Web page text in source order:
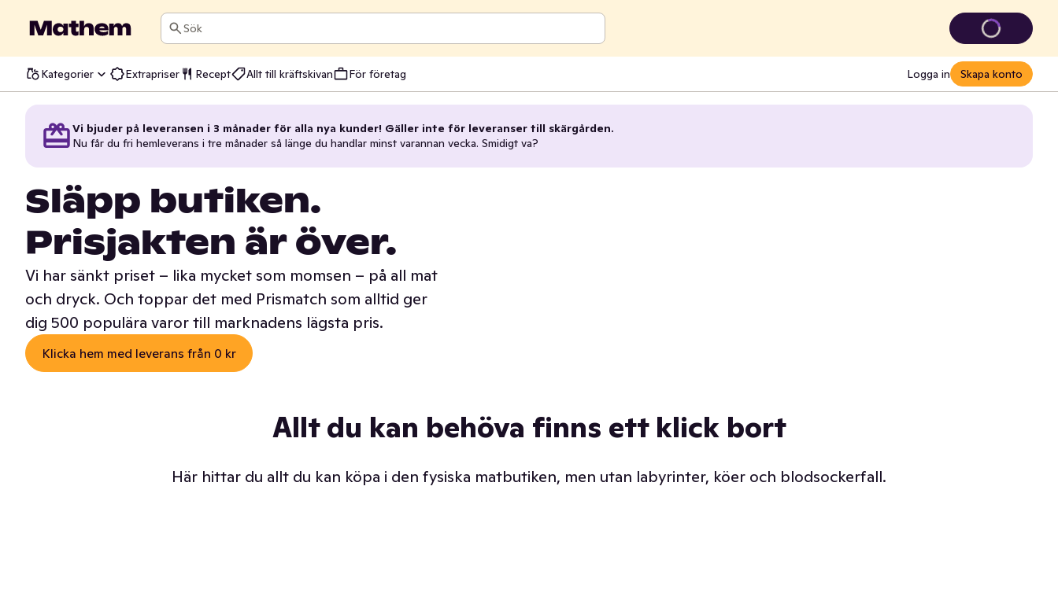
Sök
Kategorier Extrapriser Recept Allt till kräftskivan För företag Logga in Skapa konto
Vi bjuder på leveransen i 3 månader för alla nya kunder! Gäller inte för leveranser till skärgården.
Nu får du fri hemleverans i tre månader så länge du handlar minst varannan vecka. Smidigt va?
Släpp butiken.
Prisjakten är över.
Vi har sänkt priset – lika mycket som momsen – på all mat
och dryck. Och toppar det med Prismatch som alltid ger
dig 500 populära varor till marknadens lägsta pris.
Klicka hem med leverans från 0 kr
Allt du kan behöva finns ett klick bort
Här hittar du allt du kan köpa i den fysiska matbutiken, men utan labyrinter, köer och blodsockerfall.